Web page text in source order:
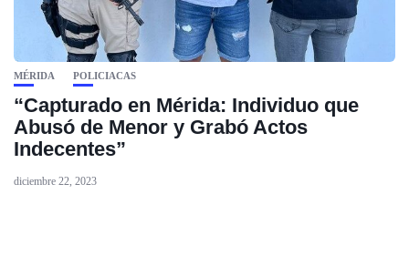
MÉRIDA POLICIACAS
“Capturado en Mérida: Individuo que
Abusó de Menor y Grabó Actos
Indecentes”
diciembre 22, 2023